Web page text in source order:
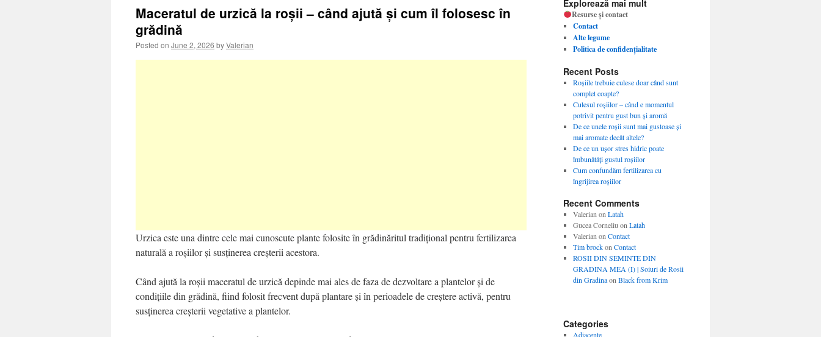
Maceratul de urzică la roșii – când ajută și cum îl folosesc în
grădină
Posted on June 2, 2026 byValerian
Urzica este una dintre cele mai cunoscute plante folosite în grădinăritul tradițional pentru fertilizarea
naturală a roșiilor și susținerea creșterii acestora.
Când ajută la roșii maceratul de urzică depinde mai ales de faza de dezvoltare a plantelor și de
condițiile din grădină, fiind folosit frecvent după plantare și în perioadele de creștere activă, pentru
susținerea creșterii vegetative a plantelor.
Explorează mai mult
Resurse și contact
Contact
Alte legume
Politica de confidențialitate
Recent Posts
Roșiile trebuie culese doar când sunt
complet coapte?
Culesul roșiilor – când e momentul
potrivit pentru gust bun și aromă
De ce unele roșii sunt mai gustoase și
mai aromate decât altele?
De ce un ușor stres hidric poate
îmbunătăți gustul roșiilor
Cum confundăm fertilizarea cu
îngrijirea roșiilor
Recent Comments
Valerian on Latah
Gucea Corneliu on Latah
Valerian on Contact
Tim brockon Contact
ROSII DIN SEMINTE DIN
GRADINA MEA (I) | Soiuri de Rosii
din Gradinaon Black from Krim
Categories
Adiacente